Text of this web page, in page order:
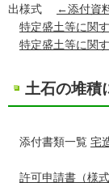
出様式
←添付資
特定盛土等に関
特定盛土等に関
土石の堆積
添付書類一覧 宅
許可申請書（様式